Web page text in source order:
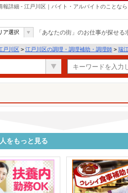
詳細 - 江戸川区｜バイト・アルバイトのことな
ア選択 「あなたの街」のお仕事が探せる
戸川区 > 江戸川区の調理・調理補助・調理師 > 瑞
をもっと見る